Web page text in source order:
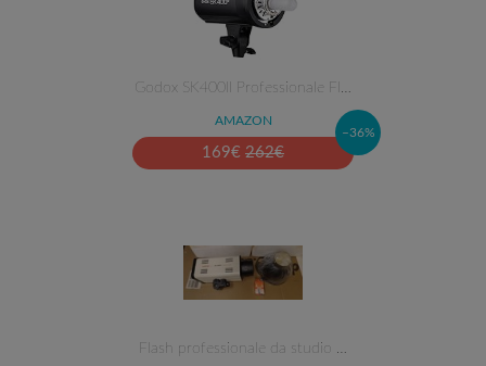
Godox SK400II Professionale Fl…
AMAZON
169€ 262€
–36%
Flash professionale da studio …